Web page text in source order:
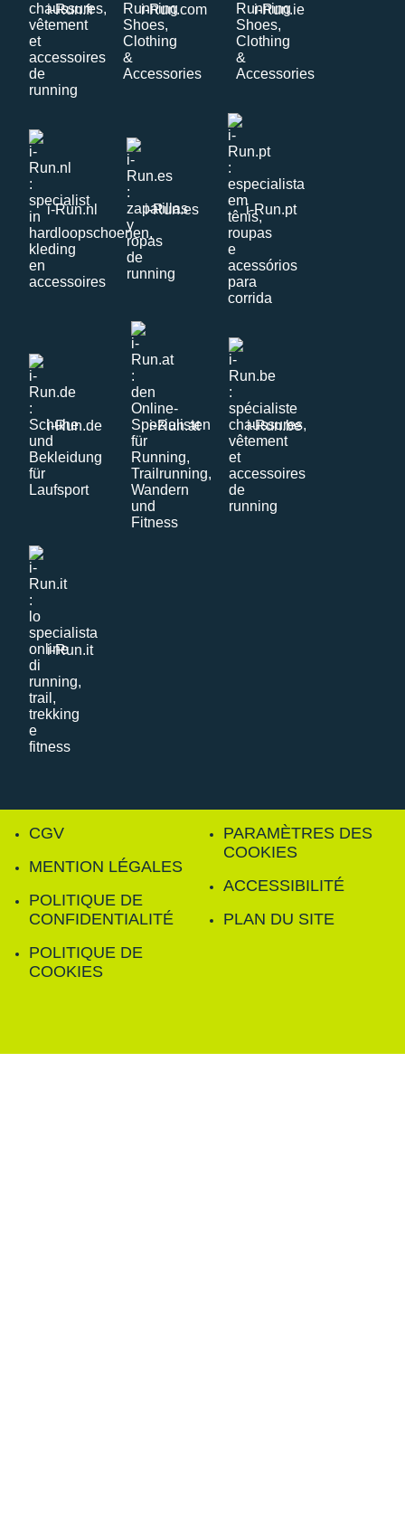
i-Run.fr i-Run.com i-Run.ie
i-Run.nl i-Run.es i-Run.pt
i-Run.de i-Run.at i-Run.be
i-Run.it
CGV
MENTION LÉGALES
POLITIQUE DE
CONFIDENTIALITÉ
POLITIQUE DE
COOKIES
PARAMÈTRES DES
COOKIES
ACCESSIBILITÉ
PLAN DU SITE